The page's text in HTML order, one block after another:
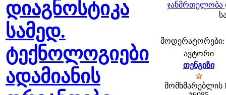
დიაგნოსტიკა
სამედ.
ტექნოლოგიები
ადამიანის
ჯანმრთელობა
მოდერატორები:
ავტორი
თენგიზი
მომხმარებლის